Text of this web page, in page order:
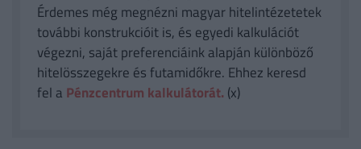
Érdemes még megnézni magyar hitelintézetetek
további konstrukcióit is, és egyedi kalkulációt
végezni, saját preferenciáink alapján különböző
hitelösszegekre és futamidőkre. Ehhez keresd
fel a Pénzcentrum kalkulátorát. (x)